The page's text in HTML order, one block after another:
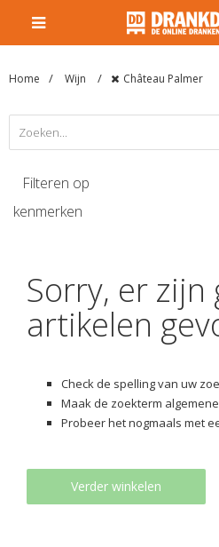
Home Wijn Château Palmer
Filteren op
kenmerken
Sorry, er zijn
artikelen
Check de spelling van uw
Maak de zoekterm
Probeer het nogmaals met
Verder winkelen